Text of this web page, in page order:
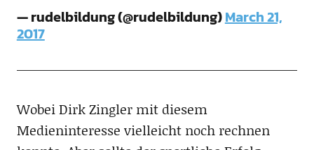
— rudelbildung (@rudelbildung)March 21,
2017
Wobei Dirk Zingler mit diesem
Medieninteresse vielleicht noch rechnen